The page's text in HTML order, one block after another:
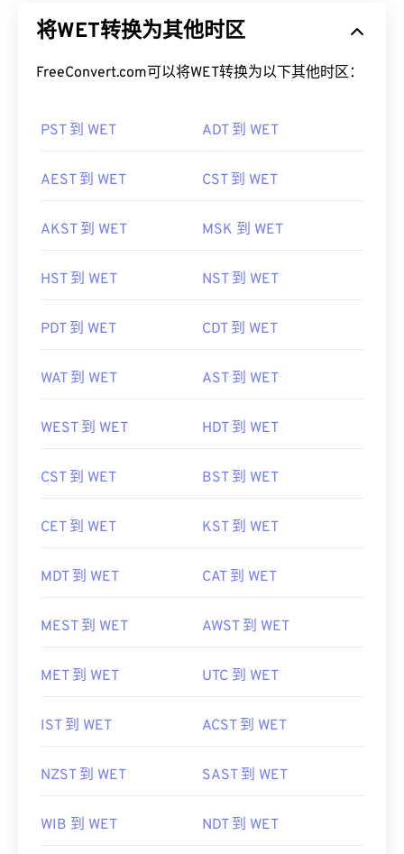
将WET转换为其他时区
FreeConvert.com可以将WET转换为以下其他时区：
PST 到 WET ADT 到 WET
AEST 到 WET CST 到 WET
AKST 到 WET MSK 到 WET
HST 到 WET NST 到 WET
PDT 到 WET CDT 到 WET
WAT 到 WET AST 到 WET
WEST 到 WET HDT 到 WET
CST 到 WET BST 到 WET
CET 到 WET KST 到 WET
MDT 到 WET CAT 到 WET
MEST 到 WET AWST 到 WET
MET 到 WET UTC 到 WET
IST 到 WET ACST 到 WET
NZST 到 WET SAST 到 WET
WIB 到 WET NDT 到 WET